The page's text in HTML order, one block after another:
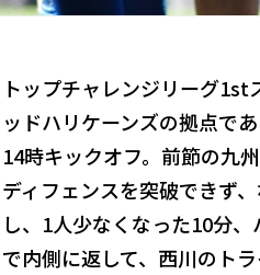
トップチャレンジリーグ
ッドハリケーンズの拠点で
14時キックオフ。前節の九
ディフェンスを突破できず
し、1人少なくなった10分
で内側に返して、西川のト